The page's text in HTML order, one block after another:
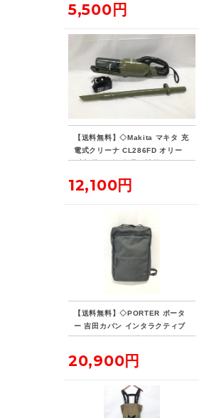
5,500円
【送料無料】◇Makita マキタ 充
電式クリーナ CL286FD オリー
ブ 標準ノズル欠品・社外バッテ
12,100円
【送料無料】◇PORTER ポータ
ー 吉田カバン インタラクティブ
デイパック 14L ビジネスリュッ
20,900円